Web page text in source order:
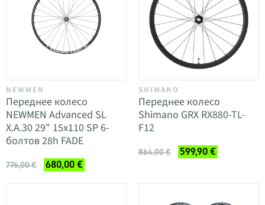
NEWMEN
Переднее колесо
NEWMEN Advanced SL
X.A.30 29" 15x110 SP 6-
болтов 28h FADE
776,00 € 680,00 €
SHIMANO
Переднее колесо
Shimano GRX RX880-TL-
F12
864,00 € 599,90 €